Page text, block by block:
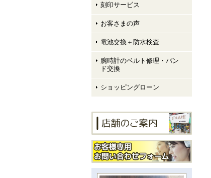
刻印サービス
お客さまの声
電池交換＋防水検査
腕時計のベルト修理・バン
ド交換
ショッピングローン